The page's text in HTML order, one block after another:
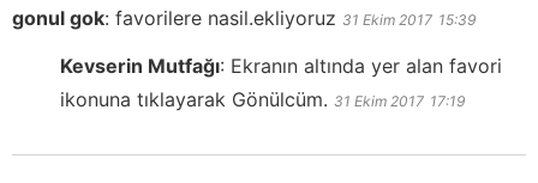
gonul gok: favorilere nasil.ekliyoruz 31 Ekim 2017 15:39
Kevserin Mutfağı: Ekranın altında yer alan favori
ikonuna tıklayarak Gönülcüm. 31 Ekim 2017 17:19